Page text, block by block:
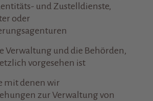
und Zustelldienste,
oder
Verwaltung und die Behörden,
vorgesehen ist
mit denen wir
zur Verwaltung von